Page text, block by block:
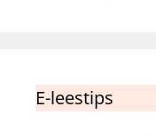
E-leestips